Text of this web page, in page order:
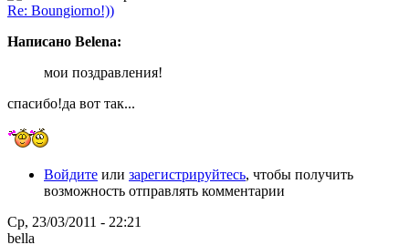
Re: Boungiorno!))
Написано Belena:
мои поздравления!
спасибо!да вот так...
Войдите или зарегистрируйтесь, чтобы получить
возможность отправлять комментарии
Ср, 23/03/2011 - 22:21
bella